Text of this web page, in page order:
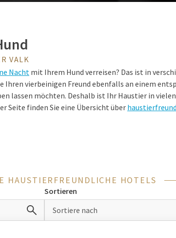
VALK
Nacht mit Ihrem Hund verreisen? Das ist in
Ihren vierbeinigen Freund ebenfalls an einem
lassen möchten. Deshalb ist Ihr Haustier in vielen
Seite finden Sie eine Übersicht über
mit Ihrem Hund. Streifen Sie gemeinsam durch die
Sie zum Beispiel eines unserer Hotels in der
Wattenmeergebiets. Entdecken Sie
eines Kurzurlaubs mit Ihrem Hund!
HAUSTIERFREUNDLICHE HOTELS
Sortieren
Sortiere nach